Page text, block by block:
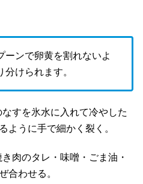
ーンで卵黄を割れないよ
けられます。
すを氷水に入れて冷やした
ように手で細かく裂く。
肉のタレ・味噌・ごま油・
合わせる。